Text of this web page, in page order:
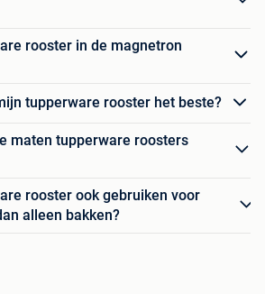
rooster in de magnetron
tupperware rooster het beste?
maten tupperware roosters
rooster ook gebruiken voor
alleen bakken?